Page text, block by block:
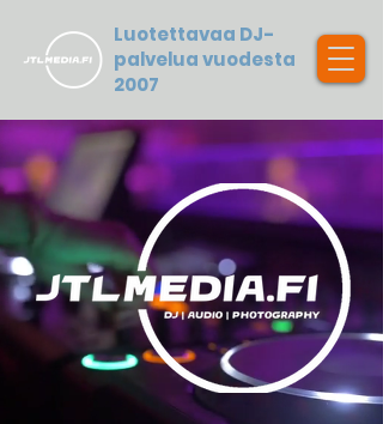
Luotettavaa DJ-
palvelua vuodesta
2007